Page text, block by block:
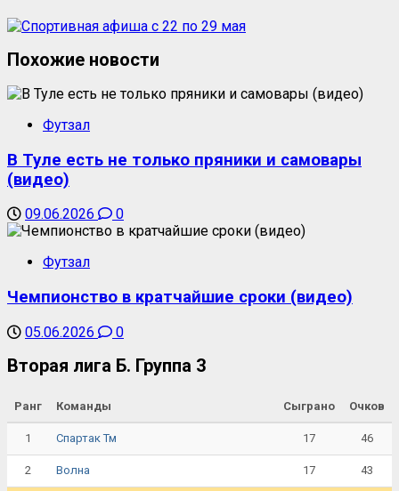
Похожие новости
Футзал
В Туле есть не только пряники и самовары
(видео)
09.06.2026 0
Футзал
Чемпионство в кратчайшие сроки (видео)
05.06.2026 0
Вторая лига Б. Группа 3
Ранг Команды Сыграно Очков
1 Спартак Тм 17 46
2 Волна 17 43